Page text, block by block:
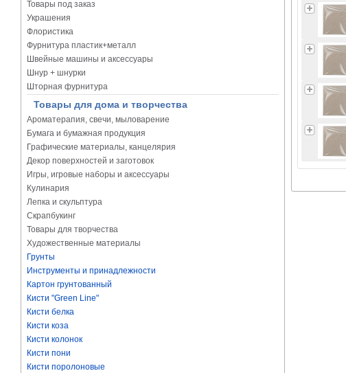
Товары под заказ
Украшения
Флористика
Фурнитура пластик+металл
Швейные машины и аксессуары
Шнур + шнурки
Шторная фурнитура
Товары для дома и творчества
Ароматерапия, свечи, мыловарение
Бумага и бумажная продукция
Графические материалы, канцелярия
Декор поверхностей и заготовок
Игры, игровые наборы и аксессуары
Кулинария
Лепка и скульптура
Скрапбукинг
Товары для творчества
Художественные материалы
Грунты
Инструменты и принадлежности
Картон грунтованный
Кисти "Green Line"
Кисти белка
Кисти коза
Кисти колонок
Кисти пони
Кисти поролоновые